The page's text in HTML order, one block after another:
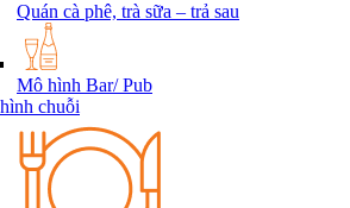
Quán cà phê, trà sữa – trả sau
Mô hình Bar/ Pub
chuỗi